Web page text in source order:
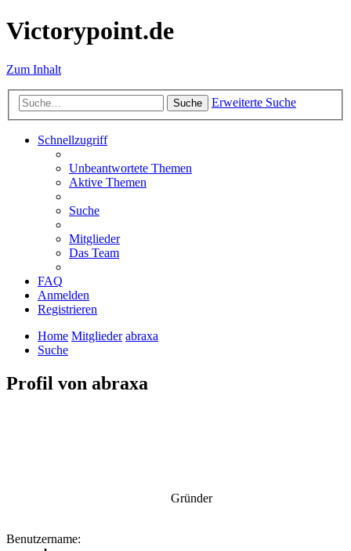
Victorypoint.de
Zum Inhalt
Suche Erweiterte Suche
Schnellzugriff
Unbeantwortete Themen
Aktive Themen
Suche
Mitglieder
Das Team
FAQ
Anmelden
Registrieren
Home Mitglieder abraxa
Suche
Profil von abraxa